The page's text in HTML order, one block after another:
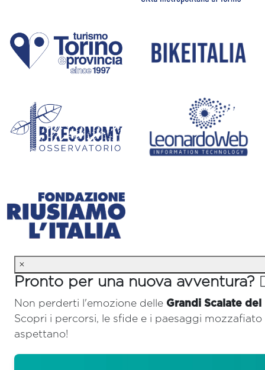
×
Pronto per una nuova avventura?
Non perderti l'emozione delle Grandi Scalate
Scopri i percorsi, le sfide e i paesaggi mozzafiato
aspettano!